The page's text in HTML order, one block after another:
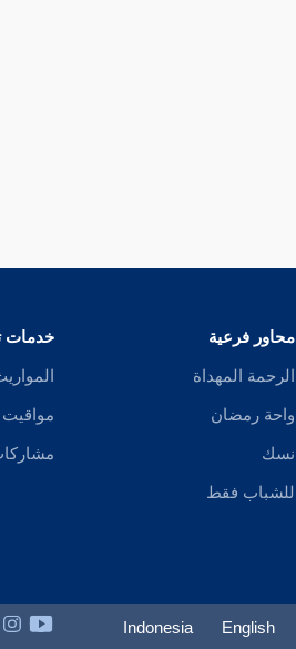
محاور فرعية
الرحمة المهداة
واحة رمضان
نسك
للشباب فقط
خدمات
مواقيت
English
Indonesia